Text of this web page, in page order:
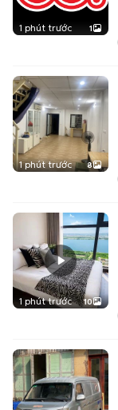
1 phút trước 1
1 phút trước 8
1 phút trước 10